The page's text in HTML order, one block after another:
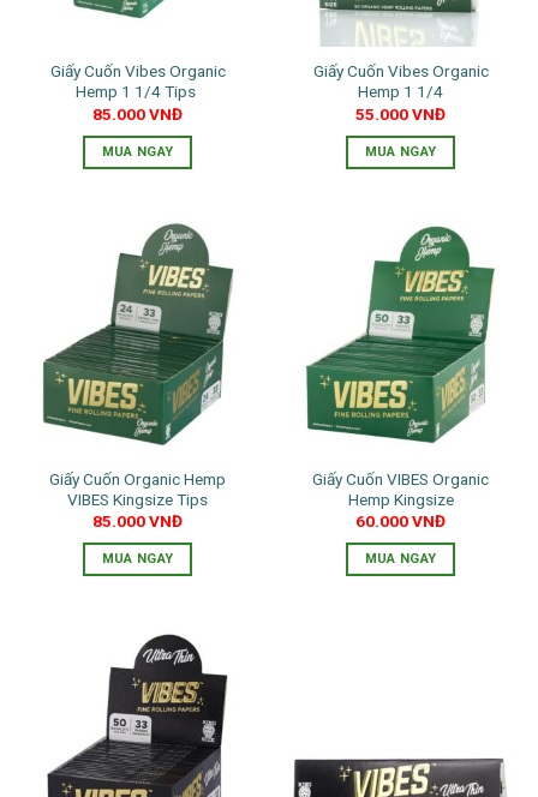
Giấy Cuốn Vibes Organic
Hemp 1 1/4 Tips
85.000VNĐ
MUA NGAY
Giấy Cuốn Vibes Organic
Hemp 1 1/4
55.000VNĐ
MUA NGAY
Giấy Cuốn Organic Hemp
VIBES Kingsize Tips
85.000VNĐ
MUA NGAY
Giấy Cuốn VIBES Organic
Hemp Kingsize
60.000VNĐ
MUA NGAY